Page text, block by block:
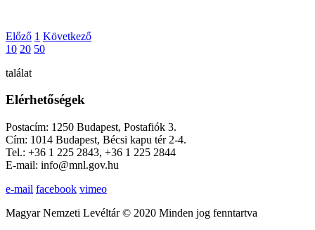
Előző 1 Következő
10 20 50
találat
Elérhetőségek
Postacím: 1250 Budapest, Postafiók 3.
Cím: 1014 Budapest, Bécsi kapu tér 2-4.
Tel.: +36 1 225 2843, +36 1 225 2844
E-mail: info@mnl.gov.hu
e-mail facebook vimeo
Magyar Nemzeti Levéltár © 2020 Minden jog fenntartva